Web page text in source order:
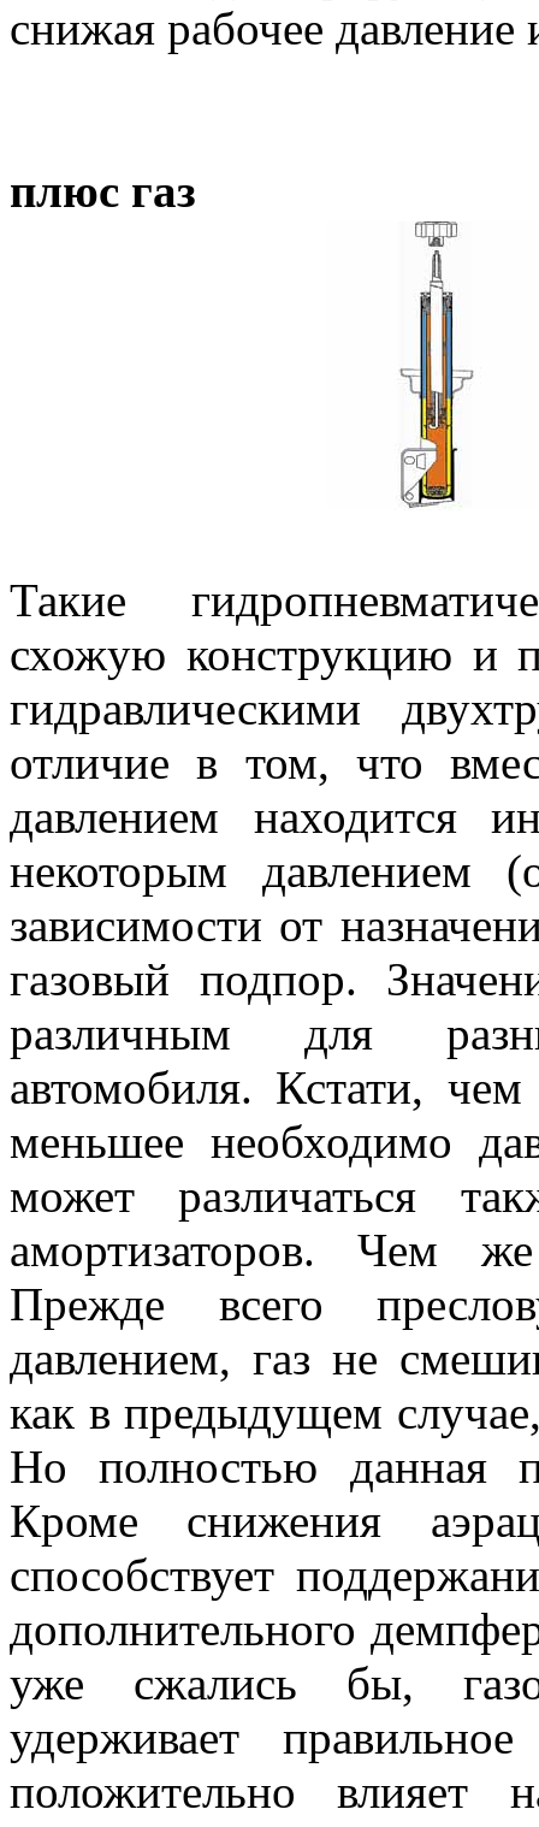
снижая рабочее давление
плюс газ
Такие
схожую конструкцию и
гидравлическими
отличие в том, что
давлением находится
некоторым
зависимости от
газовый подпор.
различным для
автомобиля. Кстати,
меньшее необходимо
может различаться
амортизаторов. Чем
Прежде всего
давлением, газ не
как в предыдущем
Но полностью данная
Кроме снижения
способствует
дополнительного
уже сжались бы,
удерживает
положительно влияет